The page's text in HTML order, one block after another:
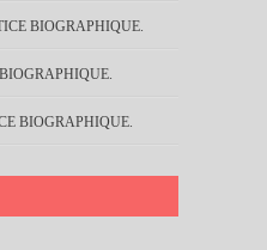
BIOGRAPHIQUE.
BIOGRAPHIQUE.